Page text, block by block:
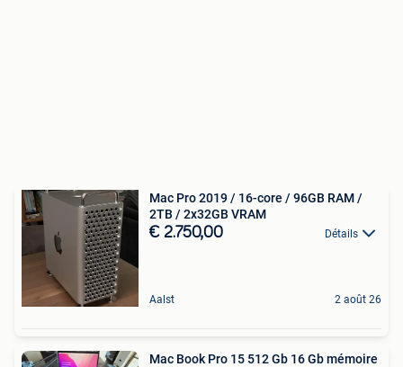
Mac Pro 2019 / 16-core / 96GB RAM /
2TB / 2x32GB VRAM
€ 2.750,00 Détails
Aalst 2 août 26
Mac Book Pro 15 512 Gb 16 Gb mémoire